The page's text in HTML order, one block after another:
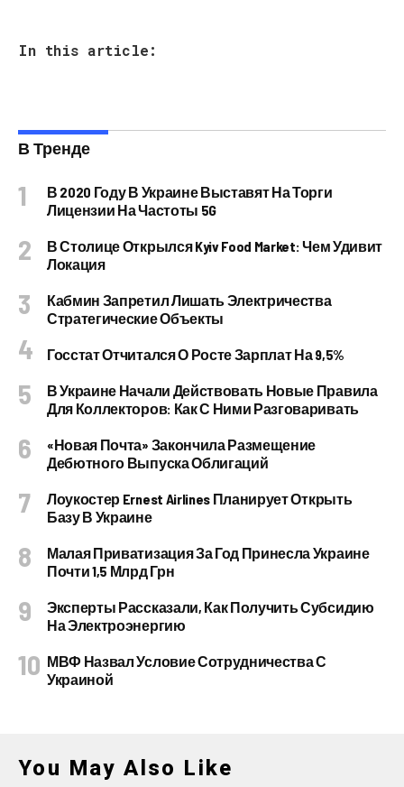
In this article:
В Тренде
В 2020 Году В Украине Выставят На Торги
Лицензии На Частоты 5G
В Столице Открылся Kyiv Food Market: Чем Удивит
Локация
Кабмин Запретил Лишать Электричества
Стратегические Объекты
Госстат Отчитался О Росте Зарплат На 9,5%
В Украине Начали Действовать Новые Правила
Для Коллекторов: Как С Ними Разговаривать
«Новая Почта» Закончила Размещение
Дебютного Выпуска Облигаций
Лоукостер Ernest Airlines Планирует Открыть
Базу В Украине
Малая Приватизация За Год Принесла Украине
Почти 1,5 Млрд Грн
Эксперты Рассказали, Как Получить Субсидию
На Электроэнергию
МВФ Назвал Условие Сотрудничества С
Украиной
You May Also Like